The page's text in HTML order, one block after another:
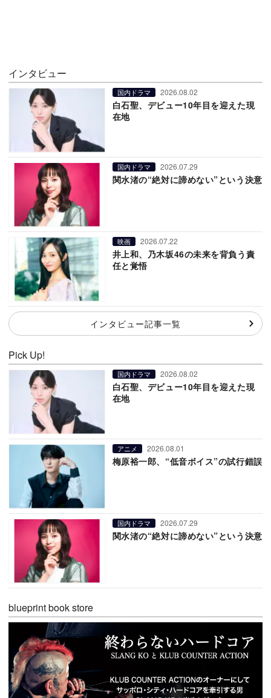
インタビュー
国内ドラマ 2026.08.02
白石聖、デビュー10年目を迎えた現
在地
国内ドラマ 2026.07.29
関水渚の“絶対に諦めない”という決意
映画 2026.07.22
井上和、乃木坂46の未来を背負う責
任と覚悟
インタビュー記事一覧
Pick Up!
国内ドラマ 2026.08.02
白石聖、デビュー10年目を迎えた現
在地
アニメ 2026.08.01
梅原裕一郎、“低音ボイス”の試行錯誤
国内ドラマ 2026.07.29
関水渚の“絶対に諦めない”という決意
blueprint book store